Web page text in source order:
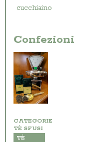
cucchiaino
Confezioni
CATEGORIE
TÈ SFUSI
TÈ